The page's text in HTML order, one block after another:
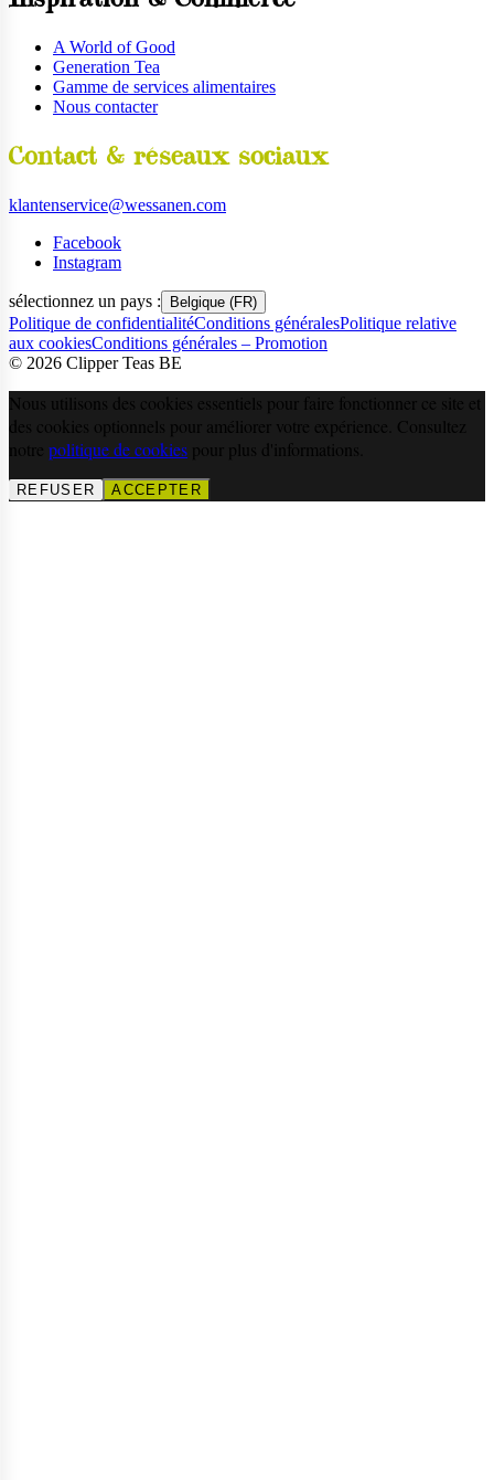
A World of Good
Generation Tea
Gamme de services alimentaires
Nous contacter
Contact & réseaux sociaux
klantenservice@wessanen.com
Facebook
Instagram
sélectionnez un pays : Belgique (FR)
Politique de confidentialitéConditions généralesPolitique relative
aux cookiesConditions générales – Promotion
© 2026 Clipper Teas BE
Nous utilisons des cookies essentiels pour faire fonctionner ce site et
des cookies optionnels pour améliorer votre expérience. Consultez
notre politique de cookies pour plus d'informations.
REFUSER ACCEPTER